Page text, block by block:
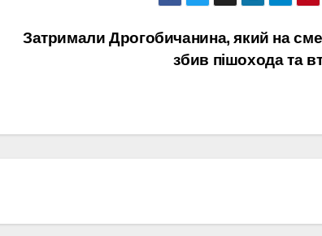
Затримали Дрогобичанина, який на
збив пішохода та